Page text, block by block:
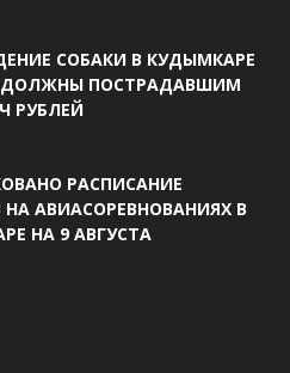
СОБАКИ В КУДЫМКАРЕ
ДОЛЖНЫ ПОСТРАДАВШИМ
РУБЛЕЙ
РАСПИСАНИЕ
АВИАСОРЕВНОВАНИЯХ В
НА 9 АВГУСТА